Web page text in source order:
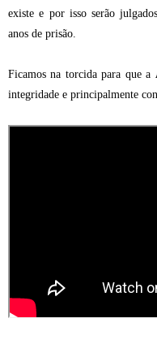
existe e por isso serão
anos de prisão.
Ficamos na torcida para que a
integridade e principalmente